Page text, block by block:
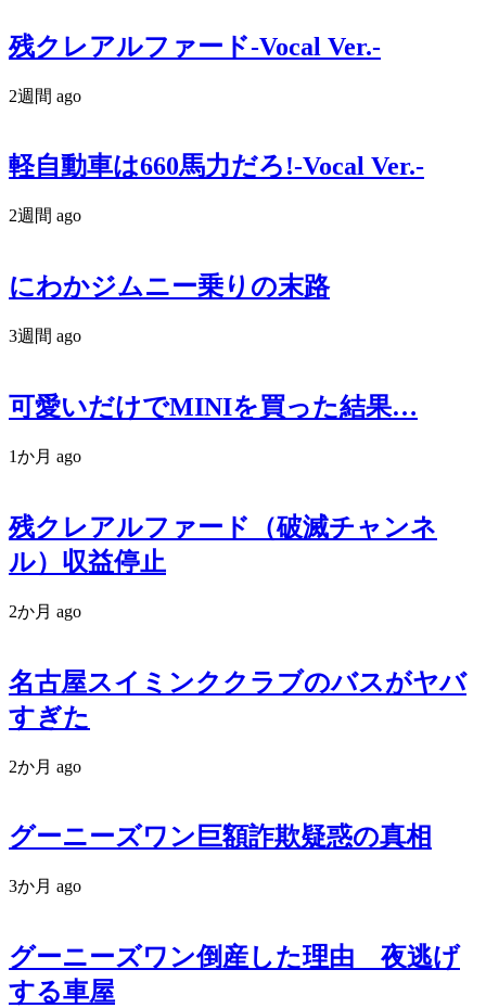
残クレアルファード-Vocal Ver.-
2週間 ago
軽自動車は660馬力だろ!-Vocal Ver.-
2週間 ago
にわかジムニー乗りの末路
3週間 ago
可愛いだけでMINIを買った結果…
1か月 ago
残クレアルファード（破滅チャンネ
ル）収益停止
2か月 ago
名古屋スイミンククラブのバスがヤバ
すぎた
2か月 ago
グーニーズワン巨額詐欺疑惑の真相
3か月 ago
グーニーズワン倒産した理由 夜逃げ
する車屋